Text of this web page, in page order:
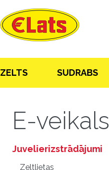
ZELTS SUDRABS
E-veikals
Juvelierizstrādājumi
Zeltlietas